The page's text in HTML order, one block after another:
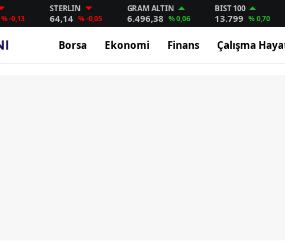
% -0,13
STERLIN
64,14 % -0,05
GRAM ALTIN
6.496,38 % 0,06
BIST 100
13.799 % 0,70
Borsa Ekonomi Finans Çalışma